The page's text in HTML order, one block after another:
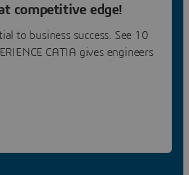
competitive edge!
to business success. See 10
CATIA gives engineers